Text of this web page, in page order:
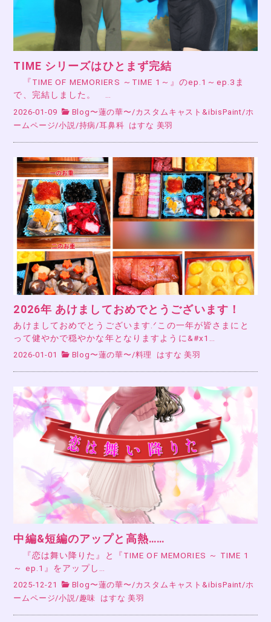
TIME シリーズはひとまず完結
『TIME OF MEMORIERS ～TIME 1～』のep.1～ep.3ま
で、完結しました。 …
2026-01-09 Blog〜蓮の華〜 /カスタムキャスト&ibisPaint/ホ
ームページ/小説 /持病 /耳鼻科 はすな 美羽
2026年 あけましておめでとうございます！
あけましておめでとうございます.ᐟこの一年が皆さまにと
って健やかで穏やかな年となりますように&#x1…
2026-01-01 Blog〜蓮の華〜/料理 はすな 美羽
中編&短編のアップと高熱……
『恋は舞い降りた』と『TIME OF MEMORIES ～ TIME 1
～ ep.1』をアップし…
2025-12-21 Blog〜蓮の華〜 /カスタムキャスト&ibisPaint/ホ
ームページ/小説 /趣味 はすな 美羽